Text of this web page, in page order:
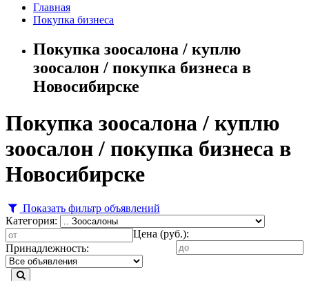
Главная
Покупка бизнеса
Покупка зоосалона / куплю
зоосалон / покупка бизнеса в
Новосибирске
Покупка зоосалона / куплю
зоосалон / покупка бизнеса в
Новосибирске
Показать фильтр объявлений
Категория:
Цена (руб.):
Принадлежность: